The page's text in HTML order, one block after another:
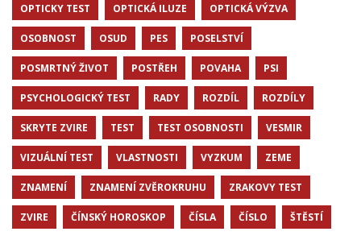
OPTICKY TEST OPTICKÁ ILUZE OPTICKÁ VÝZVA
OSOBNOST OSUD PES POSELSTVÍ
POSMRTNÝ ŽIVOT POSTŘEH POVAHA PSI
PSYCHOLOGICKÝ TEST RADY ROZDÍL ROZDÍLY
SKRYTE ZVIRE TEST TEST OSOBNOSTI VESMIR
VIZUÁLNÍ TEST VLASTNOSTI VYZKUM ZEME
ZNAMENÍ ZNAMENÍ ZVĚROKRUHU ZRAKOVY TEST
ZVIRE ČÍNSKÝ HOROSKOP ČÍSLA ČÍSLO ŠTĚSTÍ